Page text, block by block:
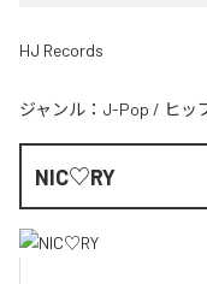
HJ Records
ジャンル： J-Pop / ヒッ
NIC♡RY